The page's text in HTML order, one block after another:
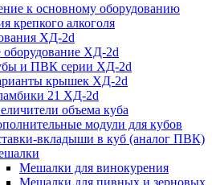
к основному оборудованию
крепкого алкоголя
ХД-2d
оборудование ХД-2d
и ПВК серии ХД-2d
крышек ХД-2d
21 ХД-2d
объема куба
модули для кубов
вкладыши в куб (аналог ПВК)
Мешалки для винокурения
Мешалки для пивных и зерновых